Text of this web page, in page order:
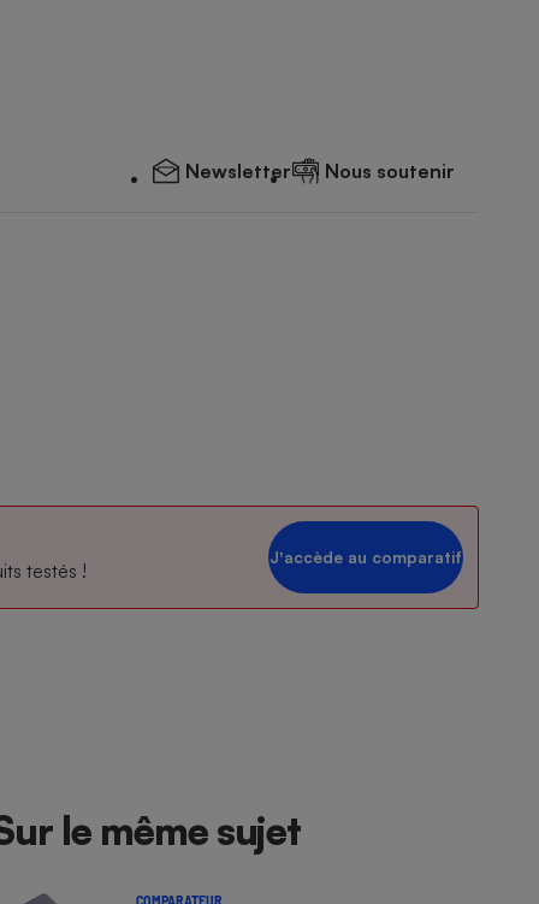
Newsletter Nous soutenir
testés !
Jʼaccède au comparatif
le même sujet
COMPARATEUR